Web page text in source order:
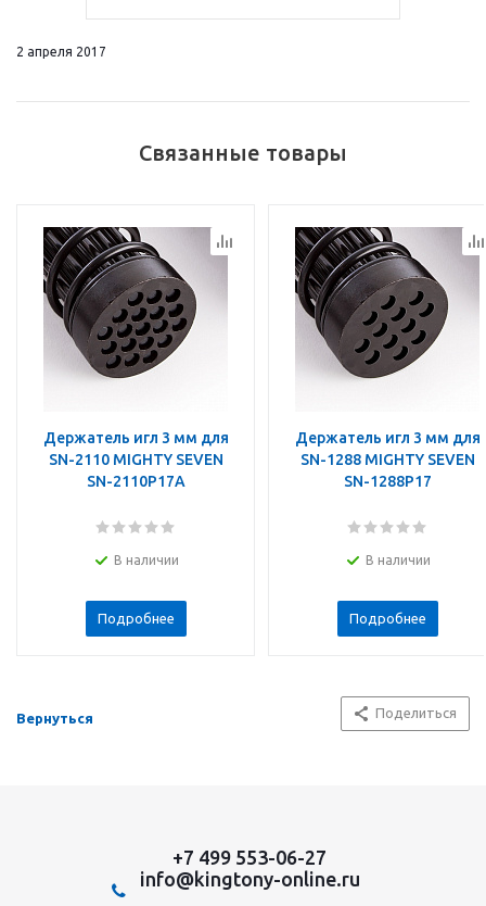
2 апреля 2017
Связанные товары
Держатель игл 3 мм для
SN-2110 MIGHTY SEVEN
SN-2110P17A
В наличии
Подробнее
Держатель игл 3 мм для
SN-1288 MIGHTY SEVEN
SN-1288P17
В наличии
Подробнее
Вернуться Поделиться
+7 499 553-06-27
info@kingtony-online.ru